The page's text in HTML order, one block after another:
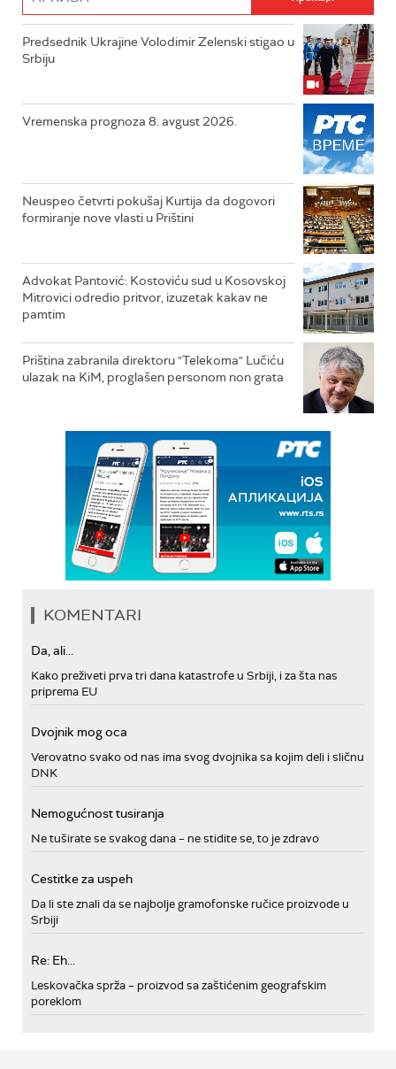
Predsednik Ukrajine Volodimir Zelenski stigao u
Srbiju
Vremenska prognoza 8. avgust 2026.
Neuspeo četvrti pokušaj Kurtija da dogovori
formiranje nove vlasti u Prištini
Advokat Pantović: Kostoviću sud u Kosovskoj
Mitrovici odredio pritvor, izuzetak kakav ne
pamtim
Priština zabranila direktoru "Telekoma" Lučiću
ulazak na KiM, proglašen personom non grata
KOMENTARI
Da, ali...
Kako preživeti prva tri dana katastrofe u Srbiji, i za šta nas
priprema EU
Dvojnik mog oca
Verovatno svako od nas ima svog dvojnika sa kojim deli i sličnu
DNK
Nemogućnost tusiranja
Ne tuširate se svakog dana – ne stidite se, to je zdravo
Cestitke za uspeh
Da li ste znali da se najbolje gramofonske ručice proizvode u
Srbiji
Re: Eh...
Leskovačka sprža – proizvod sa zaštićenim geografskim
poreklom